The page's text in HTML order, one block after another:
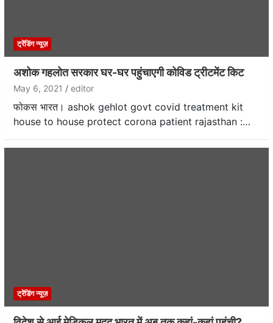
ट्रेंडिंग न्यूज़
अशोक गहलोत सरकार घर-घर पहुंचाएगी कोविड ट्रीटमेंट किट
May 6, 2021 editor
फोकस भारत। ashok gehlot govt covid treatment kit
house to house protect corona patient rajasthan :…
ट्रेंडिंग न्यूज़